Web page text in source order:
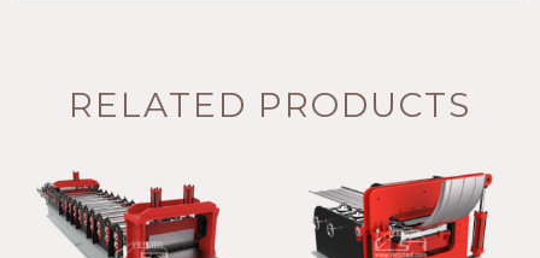
RELATED PRODUCTS